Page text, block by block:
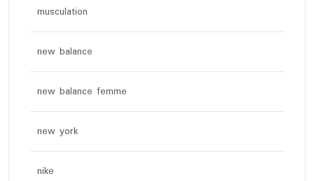
musculation
new balance
new balance femme
new york
nike